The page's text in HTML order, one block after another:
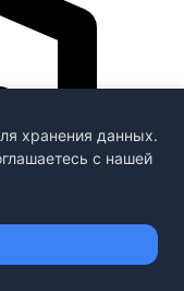
хранения данных.
с нашей